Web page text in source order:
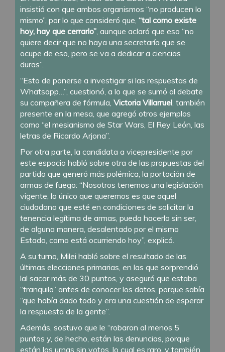
insistió con que ambos organismos “no producen lo
mismo”, por lo que consideró que, “tal como existe
hoy, hay que cerrarlo” , aunque aclaró que eso “no
quiere decir que no haya una secretaría que se
ocupe de eso, pero se va a dedicar a ciencias
duras”.
“Esto de ponerse a investigar si las respuestas de
Whatsapp…”, cuestionó, a lo que se sumó al debate
su compañera de fórmula, Victoria Villarruel , también
presente en la mesa, que agregó otros ejemplos
como “el mesianismo de Star Wars, El Rey León, las
letras de Ricardo Arjona”.
Por otra parte, la candidata a vicepresidente por
este espacio habló sobre otra de las propuestas del
partido que generó más polémica, la portación de
armas de fuego: “Nosotros tenemos una legislación
vigente, lo único que queremos es que aquel
ciudadano que esté en condiciones de solicitar la
tenencia legítima de armas, pueda hacerlo sin ser,
de alguna manera, desalentado por el mismo
Estado, como está ocurriendo hoy”, explicó.
A su turno, Milei habló sobre el resultado de las
últimas elecciones primarias, en las que sorprendió
lal sacar más de 30 puntos, y aseguró que estaba
“tranquilo” antes de conocer los datos, porque sabía
“que había dado todo y era una cuestión de esperar
la respuesta de la gente”.
Además, sostuvo que le “robaron al menos 5
puntos y, de hecho, están las denuncias, porque
están las urnas sin votos, lo cual es raro, y también